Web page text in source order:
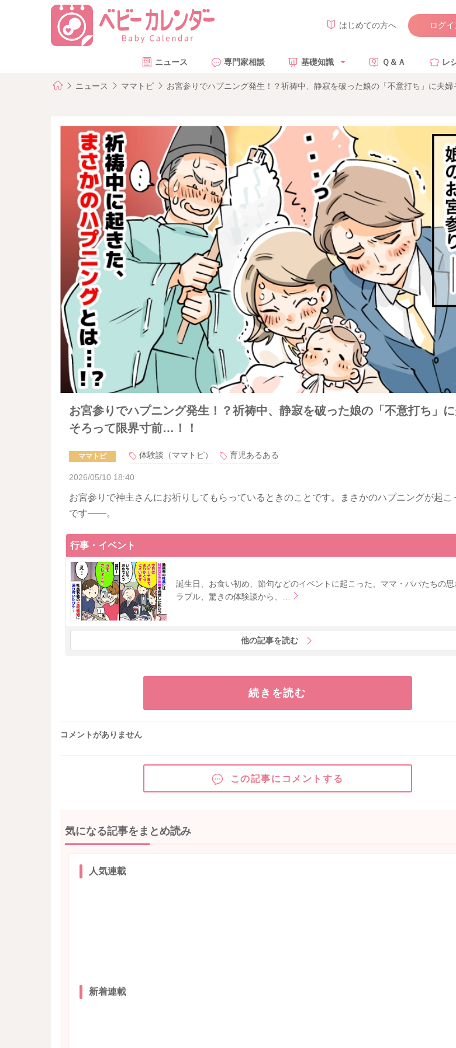
はじめての方へ ログ
ニュース 専門家相談 基礎知識 Ｑ＆Ａ レ
ニュース ママトピ お宮参りでハプニング発生！？祈祷中、静寂を破った娘の「不意打ち」に夫
お宮参りでハプニング発生！？祈祷中、静寂を破った娘の「不意打ち」
そろって限界寸前…！！
ママトピ 体験談（ママトピ） 育児あるある
2026/05/10 18:40
お宮参りで神主さんにお祈りしてもらっているときのことです。まさかのハプニングが起こ
です――。
行事・イベント
誕生日、お食い初め、節句などのイベントに起こった、ママ・パパたちの思
ラブル、驚きの体験談から、…
他の記事を読む
続きを読む
コメントがありません
この記事にコメントする
気になる記事をまとめ読み
人気連載
新着連載